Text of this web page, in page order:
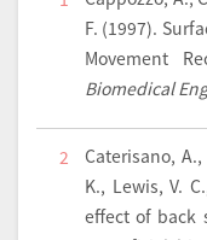
F. (1997).
Movement
Biomedical
2
Caterisano, A.,
K., Lewis, V.
effect of back